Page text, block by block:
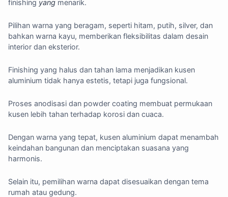
finishing yang menarik.
Pilihan warna yang beragam, seperti hitam, putih, silver, dan
bahkan warna kayu, memberikan fleksibilitas dalam desain
interior dan eksterior.
Finishing yang halus dan tahan lama menjadikan kusen
aluminium tidak hanya estetis, tetapi juga fungsional.
Proses anodisasi dan powder coating membuat permukaan
kusen lebih tahan terhadap korosi dan cuaca.
Dengan warna yang tepat, kusen aluminium dapat menambah
keindahan bangunan dan menciptakan suasana yang
harmonis.
Selain itu, pemilihan warna dapat disesuaikan dengan tema
rumah atau gedung.